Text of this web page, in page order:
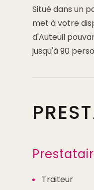
Situé dans un
met à votre
d'Auteuil
jusqu'à 90
Traiteur